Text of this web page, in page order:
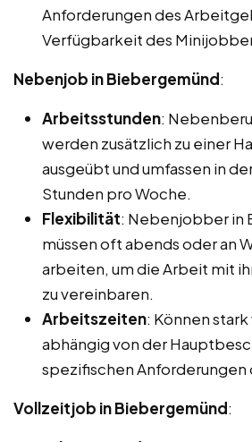
Anforderungen des
Verfügbarkeit des
Nebenjob in Biebergemünd:
Arbeitsstunden:
werden zusätzlich zu einer
ausgeübt und umfassen in
Stunden pro Woche.
Flexibilität: Nebenjobber in
müssen oft abends oder an
arbeiten, um die Arbeit mit
zu vereinbaren.
Arbeitszeiten: Können
abhängig von der
spezifischen
Vollzeitjob in Biebergemünd: